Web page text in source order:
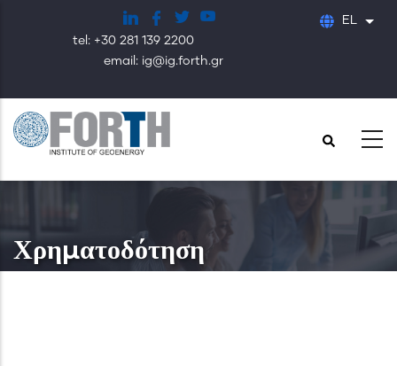
κυρίως
περιεχόμενο
tel: +30 281 139 2200
email: ig@ig.forth.gr
EL
Χρηματοδότηση